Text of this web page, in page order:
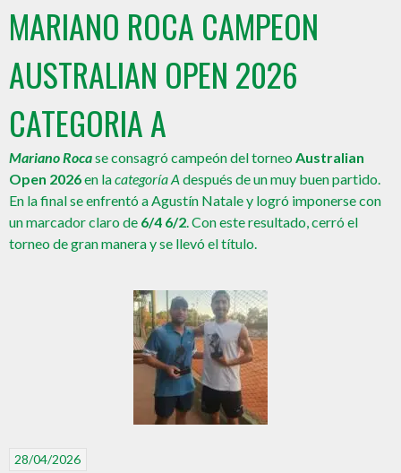
MARIANO ROCA CAMPEON
AUSTRALIAN OPEN 2026
CATEGORIA A
Mariano Rocase consagró campeón del torneo Australian
Open 2026en lacategoría A después de un muy buen partido.
En la final se enfrentó a Agustín Natale y logró imponerse con
un marcador claro de 6/4 6/2 . Con este resultado, cerró el
torneo de gran manera y se llevó el título.
28/04/2026